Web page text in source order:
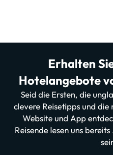
Erhalten
Hotelangebote
Seid die Ersten, die
clevere Reisetipps und die
Website und App
Reisende lesen uns